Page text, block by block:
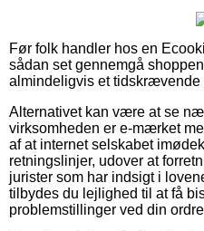
Før folk handler hos en
sådan set gennemgå
almindeligvis et tidskrævende
Alternativet kan være at se
virksomheden er e-mærket
af at internet selskabet
retningslinjer, udover at
jurister som har indsigt i
tilbydes du lejlighed til at få
problemstillinger ved din